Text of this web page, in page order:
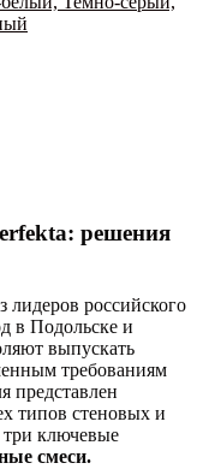
решения
российского
в Подольске и
выпускать
требованиям
представлен
типов стеновых и
ключевые
смеси.